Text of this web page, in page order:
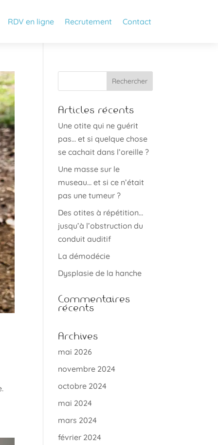
RDV en ligne Recrutement Contact
Articles récents
Une otite qui ne guérit
pas… et si quelque chose
se cachait dans l’oreille ?
Une masse sur le
museau… et si ce n’était
pas une tumeur ?
Des otites à répétition…
jusqu’à l’obstruction du
conduit auditif
La démodécie
Dysplasie de la hanche
Commentaires
récents
Archives
mai 2026
novembre 2024
octobre 2024
mai 2024
mars 2024
février 2024